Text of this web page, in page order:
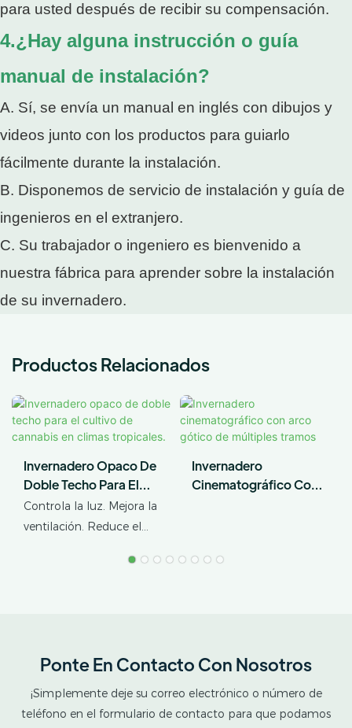
para usted después de recibir su compensación.
4.¿Hay alguna instrucción o guía
manual de instalación?
A. Sí, se envía un manual en inglés con dibujos y
videos junto con los productos para guiarlo
fácilmente durante la instalación.
B. Disponemos de servicio de instalación y guía de
ingenieros en el extranjero.
C. Su trabajador o ingeniero es bienvenido a
nuestra fábrica para aprender sobre la instalación
de su invernadero.
Productos Relacionados
Invernadero Opaco De
Doble Techo Para El
Cultivo De Cannabis En
Climas Tropicales.
Controla la luz. Mejora la
ventilación. Reduce el
GREENHOUSE ofrece
cultivo de cannabis en
climas tropicales y
subtropicales. Este
Invernadero
Cinematográfico Con
Ponte En Contacto Con Nosotros
¡Simplemente deje su correo electrónico o número de
teléfono en el formulario de contacto para que podamos